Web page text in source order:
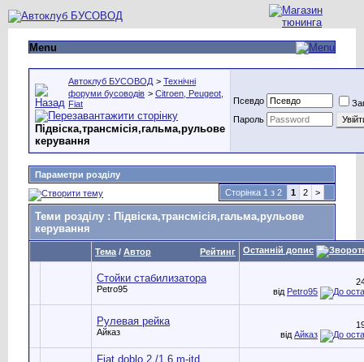
Menu
Автоклуб БУСОВОД > Технічні
форуми бусоводів > Citroen, Peugeot,
Fiat
Підвіска,трансмісія,гальма,рульове
керування
Псевдо
Пароль
Параметри розділу
Сторінка 1 з 2
1 2 >
Теми розділу : Підвіска,трансмісія,гальма,рульове
керування
Рейтинг
Тема / Автор Останній допис
Стойки стабилизатора
Petro95
від Petro95
Рулевая рейка
Айказ
від Айказ
Fiat doblo 2 /1,6 m-jtd